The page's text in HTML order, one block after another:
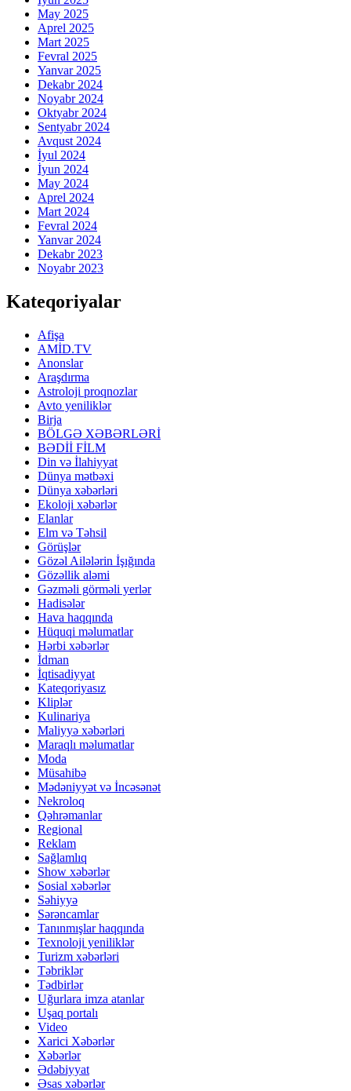
May 2025
Aprel 2025
Mart 2025
Fevral 2025
Yanvar 2025
Dekabr 2024
Noyabr 2024
Oktyabr 2024
Sentyabr 2024
Avqust 2024
İyul 2024
İyun 2024
May 2024
Aprel 2024
Mart 2024
Fevral 2024
Yanvar 2024
Dekabr 2023
Noyabr 2023
Kateqoriyalar
Afişa
AMİD.TV
Anonslar
Araşdırma
Astroloji proqnozlar
Avto yeniliklər
Birja
BÖLGƏ XƏBƏRLƏRİ
BƏDİİ FİLM
Din və İlahiyyat
Dünya mətbəxi
Dünya xəbərləri
Ekoloji xəbərlər
Elanlar
Elm və Təhsil
Görüşlər
Gözəl Ailələrin İşığında
Gözəllik aləmi
Gəzməli görməli yerlər
Hadisələr
Hava haqqında
Hüquqi məlumatlar
Hərbi xəbərlər
İdman
İqtisadiyyat
Kateqoriyasız
Kliplər
Kulinariya
Maliyyə xəbərləri
Maraqlı məlumatlar
Moda
Müsahibə
Mədəniyyət və İncəsənət
Nekroloq
Qəhrəmanlar
Regional
Reklam
Sağlamlıq
Show xəbərlər
Sosial xəbərlər
Səhiyyə
Sərəncamlar
Tanınmışlar haqqında
Texnoloji yeniliklər
Turizm xəbərləri
Təbriklər
Tədbirlər
Uğurlara imza atanlar
Uşaq portalı
Video
Xarici Xəbərlər
Xəbərlər
Ədəbiyyat
Əsas xəbərlər